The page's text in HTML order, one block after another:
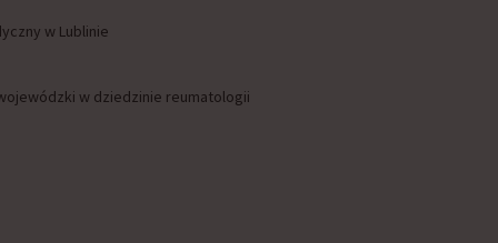
w Lublinie
w dziedzinie reumatologii